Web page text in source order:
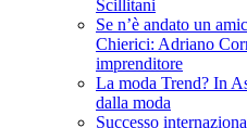
Scillitani
Se n’è andato un
Chierici: Adriano
imprenditore
La moda Trend? In
dalla moda
Successo